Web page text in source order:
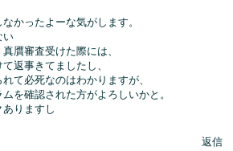
かったよーな気がします。
い
贋審査受けた際には、
返事きてましたし、
て必死なのはわかりますが、
を確認された方がよろしいかと。
ありますし
返信